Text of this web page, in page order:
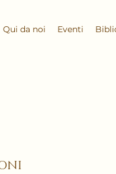
Qui da noi Eventi